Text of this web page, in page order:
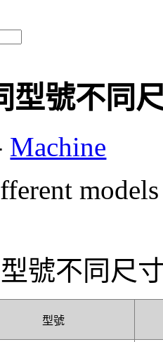
型號不同
Machine
號不同尺
型號